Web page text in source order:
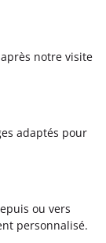
notre visite
adaptés pour
ou vers
personnalisé.